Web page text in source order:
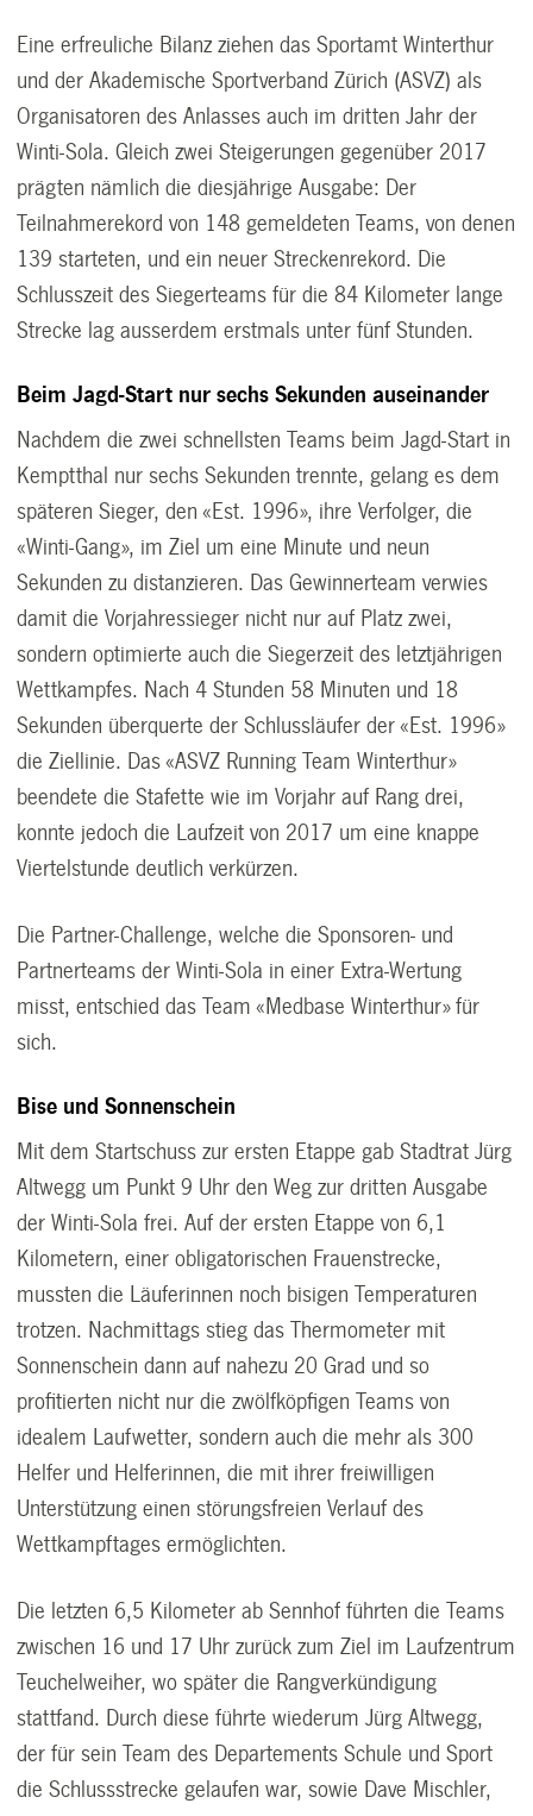
Eine erfreuliche Bilanz ziehen das Sportamt Winterthur
und der Akademische Sportverband Zürich (ASVZ) als
Organisatoren des Anlasses auch im dritten Jahr der
Winti-Sola. Gleich zwei Steigerungen gegenüber 2017
prägten nämlich die diesjährige Ausgabe: Der
Teilnahmerekord von 148 gemeldeten Teams, von denen
139 starteten, und ein neuer Streckenrekord. Die
Schlusszeit des Siegerteams für die 84 Kilometer lange
Strecke lag ausserdem erstmals unter fünf Stunden.
Beim Jagd-Start nur sechs Sekunden auseinander
Nachdem die zwei schnellsten Teams beim Jagd-Start in
Kemptthal nur sechs Sekunden trennte, gelang es dem
späteren Sieger, den «Est. 1996», ihre Verfolger, die
«Winti-Gang», im Ziel um eine Minute und neun
Sekunden zu distanzieren. Das Gewinnerteam verwies
damit die Vorjahressieger nicht nur auf Platz zwei,
sondern optimierte auch die Siegerzeit des letztjährigen
Wettkampfes. Nach 4 Stunden 58 Minuten und 18
Sekunden überquerte der Schlussläufer der «Est. 1996»
die Ziellinie. Das «ASVZ Running Team Winterthur»
beendete die Stafette wie im Vorjahr auf Rang drei,
konnte jedoch die Laufzeit von 2017 um eine knappe
Viertelstunde deutlich verkürzen.
Die Partner-Challenge, welche die Sponsoren- und
Partnerteams der Winti-Sola in einer Extra-Wertung
misst, entschied das Team «Medbase Winterthur» für
sich.
Bise und Sonnenschein
Mit dem Startschuss zur ersten Etappe gab Stadtrat Jürg
Altwegg um Punkt 9 Uhr den Weg zur dritten Ausgabe
der Winti-Sola frei. Auf der ersten Etappe von 6,1
Kilometern, einer obligatorischen Frauenstrecke,
mussten die Läuferinnen noch bisigen Temperaturen
trotzen. Nachmittags stieg das Thermometer mit
Sonnenschein dann auf nahezu 20 Grad und so
profitierten nicht nur die zwölfköpfigen Teams von
idealem Laufwetter, sondern auch die mehr als 300
Helfer und Helferinnen, die mit ihrer freiwilligen
Unterstützung einen störungsfreien Verlauf des
Wettkampftages ermöglichten.
Die letzten 6,5 Kilometer ab Sennhof führten die Teams
zwischen 16 und 17 Uhr zurück zum Ziel im Laufzentrum
Teuchelweiher, wo später die Rangverkündigung
stattfand. Durch diese führte wiederum Jürg Altwegg,
der für sein Team des Departements Schule und Sport
die Schlussstrecke gelaufen war, sowie Dave Mischler,